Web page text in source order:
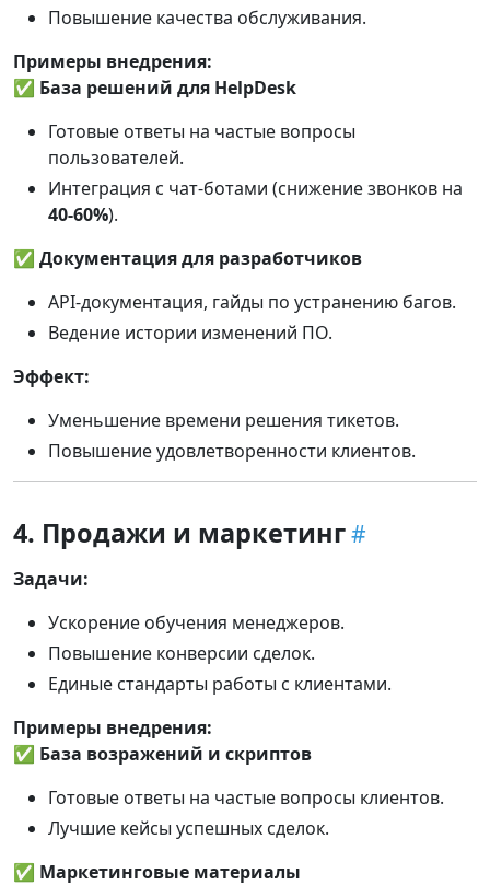
Повышение качества обслуживания.
Примеры внедрения:
✅ База решений для HelpDesk
Готовые ответы на частые вопросы
пользователей.
Интеграция с чат-ботами (снижение звонков на
40-60%).
✅ Документация для разработчиков
API-документация, гайды по устранению багов.
Ведение истории изменений ПО.
Эффект:
Уменьшение времени решения тикетов.
Повышение удовлетворенности клиентов.
4. Продажи и маркетинг
Задачи:
Ускорение обучения менеджеров.
Повышение конверсии сделок.
Единые стандарты работы с клиентами.
Примеры внедрения:
✅ База возражений и скриптов
Готовые ответы на частые вопросы клиентов.
Лучшие кейсы успешных сделок.
✅ Маркетинговые материалы